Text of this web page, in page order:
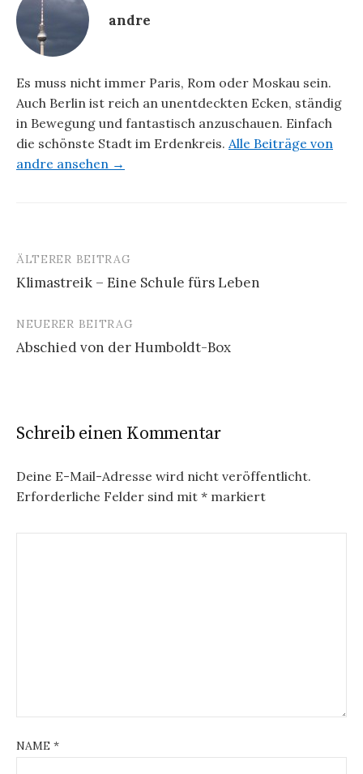
andre
Es muss nicht immer Paris, Rom oder Moskau sein.
Auch Berlin ist reich an unentdeckten Ecken, ständig
in Bewegung und fantastisch anzuschauen. Einfach
die schönste Stadt im Erdenkreis. Alle Beiträge von
andre ansehen →
Beitrags-
Navigation
ÄLTERER BEITRAG
Klimastreik – Eine Schule fürs Leben
NEUERER BEITRAG
Abschied von der Humboldt-Box
Schreib einen Kommentar
Deine E-Mail-Adresse wird nicht veröffentlicht.
Erforderliche Felder sind mit * markiert
NAME *